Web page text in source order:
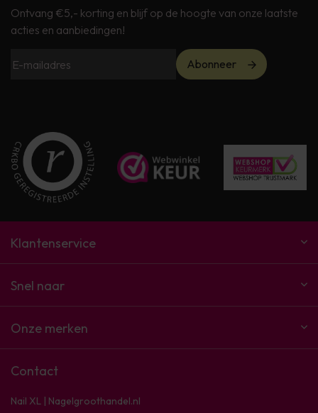
Ontvang €5,- korting en blijf op de hoogte van onze laatste
acties en aanbiedingen!
Abonneer
Klantenservice
Snel naar
Onze merken
Contact
Nail XL | Nagelgroothandel.nl